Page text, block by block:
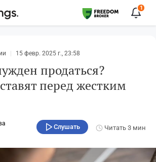
1
15 февр. 2025 г., 23:58
продаться?
перед жестким
Слушать Читать 3 мин